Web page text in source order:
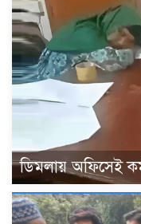
ডিমলায় অফিসেই